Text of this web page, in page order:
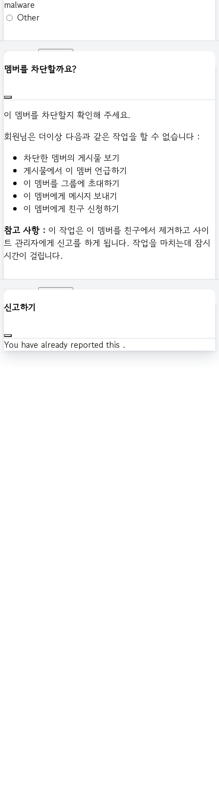
malware
Other
멤버를 차단할까요?
이 멤버를 차단할지 확인해 주세요.
회원님은 더이상 다음과 같은 작업을 할 수 없습니다 :
차단한 멤버의 게시물 보기
게시물에서 이 멤버 언급하기
이 멤버를 그룹에 초대하기
이 멤버에게 메시지 보내기
이 멤버에게 친구 신청하기
참고 사항 : 이 작업은 이 멤버를 친구에서 제거하고 사이
트 관리자에게 신고를 하게 됩니다. 작업을 마치는데 잠시
시간이 걸립니다.
신고하기
You have already reported this .